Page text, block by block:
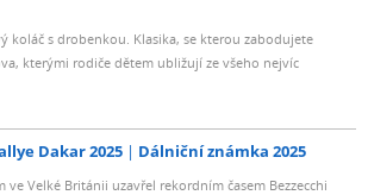
koláč s drobenkou. Klasika, se kterou zabodujete
kterými rodiče dětem ubližují ze všeho nejvíc
Dakar 2025 Dálniční známka 2025
ve Velké Británii uzavřel rekordním časem Bezzecchi